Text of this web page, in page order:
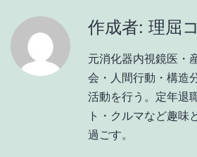
作成者: 理屈
元消化器内視鏡医・
会・人間行動・構造
活動を行う。定年退
ト・クルマなど趣味
過ごす。